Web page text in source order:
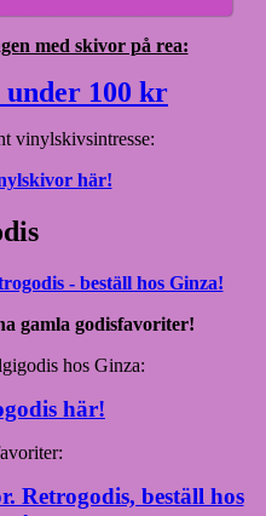
med skivor på rea:
100 kr
vinylskivsintresse:
här!
gamla godisfavoriter!
hos Ginza:
här!